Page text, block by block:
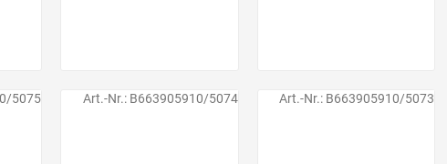
5075 Art.-Nr.: B663905910/5074 Art.-Nr.: B663905910/5073